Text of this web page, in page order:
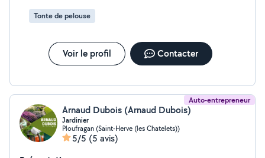
Tonte de pelouse
Voir le profil Contacter
Auto-entrepreneur
Arnaud Dubois (Arnaud Dubois)
Jardinier
Ploufragan (Saint-Herve (les Chatelets))
5/5 (5 avis)